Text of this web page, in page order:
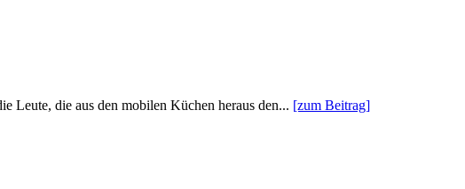
Leute, die aus den mobilen Küchen heraus den... [zum Beitrag]